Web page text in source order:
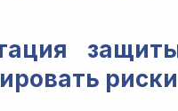
риски